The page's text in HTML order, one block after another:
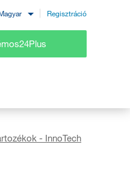
Regisztráció
- InnoTech